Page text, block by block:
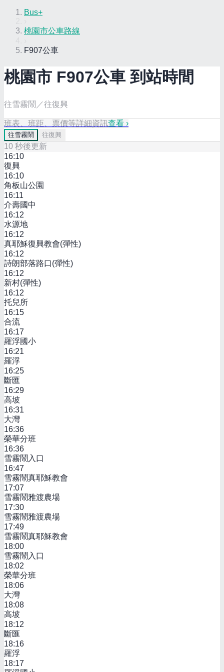
Bus+
桃園市公車路線
F907公車
桃園市 F907公車 到站時間
往雪霧鬧／往復興
班表、班距、票價等詳細資訊查看 ›
往雪霧鬧 往復興
10 秒後更新
16:10
復興
16:10
角板山公園
16:11
介壽國中
16:12
水源地
16:12
真耶穌復興教會(彈性)
16:12
詩朗部落路口(彈性)
16:12
新村(彈性)
16:12
托兒所
16:15
合流
16:17
羅浮國小
16:21
羅浮
16:25
斷匯
16:29
高坡
16:31
大灣
16:36
榮華分班
16:36
雪霧鬧入口
16:47
雪霧鬧真耶穌教會
17:07
雪霧鬧雅渡農場
17:30
雪霧鬧雅渡農場
17:49
雪霧鬧真耶穌教會
18:00
雪霧鬧入口
18:02
榮華分班
18:06
大灣
18:08
高坡
18:12
斷匯
18:16
羅浮
18:17